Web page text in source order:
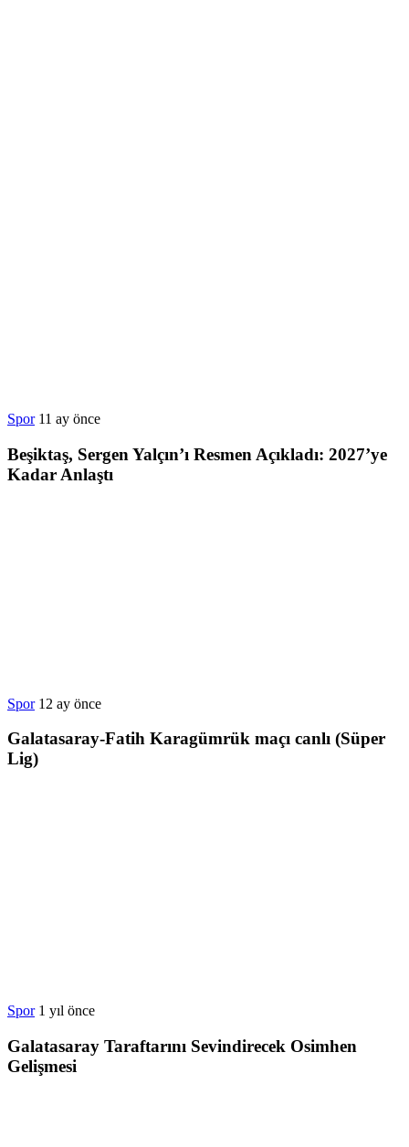
Spor 11 ay önce
Beşiktaş, Sergen Yalçın’ı Resmen Açıkladı: 2027’ye
Kadar Anlaştı
Spor 12 ay önce
Galatasaray-Fatih Karagümrük maçı canlı (Süper
Lig)
Spor 1 yıl önce
Galatasaray Taraftarını Sevindirecek Osimhen
Gelişmesi